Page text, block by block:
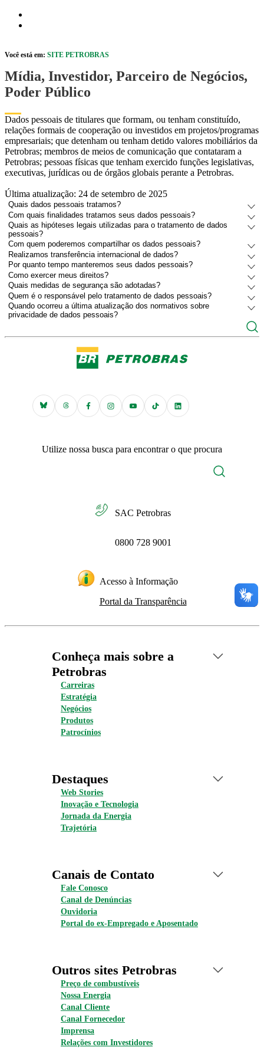
Você está em: SITE PETROBRAS
Mídia, Investidor, Parceiro de Negócios,
Poder Público
Dados pessoais de titulares que formam, ou tenham constituído,
relações formais de cooperação ou investidos em projetos/programas
empresariais; que detenham ou tenham detido valores mobiliários da
Petrobras; membros de meios de comunicação que contataram a
Petrobras; pessoas físicas que tenham exercido funções legislativas,
executivas, jurídicas ou de órgãos globais perante a Petrobras.
Última atualização: 24 de setembro de 2025
Quais dados pessoais tratamos?
Com quais finalidades tratamos seus dados pessoais?
Quais as hipóteses legais utilizadas para o tratamento de dados
pessoais?
Com quem poderemos compartilhar os dados pessoais?
Realizamos transferência internacional de dados?
Por quanto tempo manteremos seus dados pessoais?
Como exercer meus direitos?
Quais medidas de segurança são adotadas?
Quem é o responsável pelo tratamento de dados pessoais?
Quando ocorreu a última atualização dos normativos sobre
privacidade de dados pessoais?
Utilize nossa busca para encontrar o que procura
SAC Petrobras
0800 728 9001
Acesso à Informação
Portal da Transparência
Conheça mais sobre a
Petrobras
Carreiras
Estratégia
Negócios
Produtos
Patrocínios
Destaques
Web Stories
Inovação e Tecnologia
Jornada da Energia
Trajetória
Canais de Contato
Fale Conosco
Canal de Denúncias
Ouvidoria
Portal do ex-Empregado e Aposentado
Outros sites Petrobras
Preço de combustíveis
Nossa Energia
Canal Cliente
Canal Fornecedor
Imprensa
Relações com Investidores
caixa de cookies